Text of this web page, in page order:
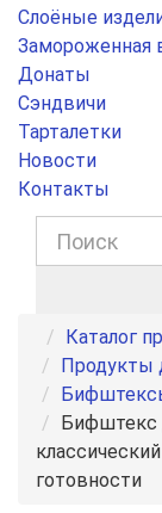
Слоёные
Замороженная
Донаты
Сэндвичи
Тарталетки
Новости
Контакты
Каталог
Продукты
Бифштекс
готовности